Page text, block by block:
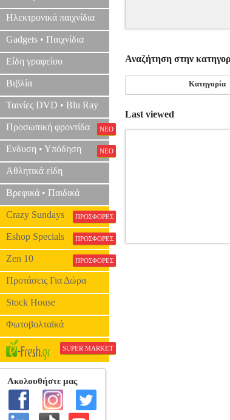
Ηλεκτρονικά παιχνίδια
Gadgets • Παιχνίδια
Είδη γραφείου
Βιβλία
Ταινίες DVD • Blu Ray
Προσωπική φροντίδα ΝΕΟ
Ενδυση • Υπόδηση ΝΕΟ
Αθλητικά είδη
Βρεφικά • Παιδικά
Crazy Sundays ΠΡΟΣΦΟΡΕΣ
Eshop Specials ΠΡΟΣΦΟΡΕΣ
Zen 10 ΠΡΟΣΦΟΡΕΣ
Προτάσεις Για Δώρα
Stock House
Φωτοβολταϊκά
SUPER MARKET
Αναζήτηση στην
Κατηγορία
Last viewed